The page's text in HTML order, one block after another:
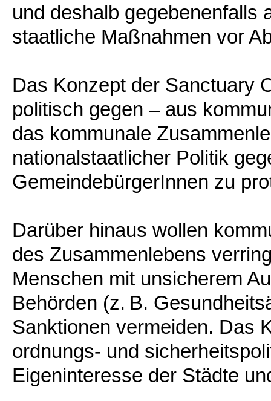
und deshalb gegebenenfalls
staatliche Maßnahmen vor
Das Konzept der Sanctuary
politisch gegen – aus
das kommunale
nationalstaatlicher Politik
GemeindebürgerInnen zu
Darüber hinaus wollen
des Zusammenlebens
Menschen mit unsicherem
Behörden (z. B.
Sanktionen vermeiden. Das
ordnungs- und
Eigeninteresse der Städte